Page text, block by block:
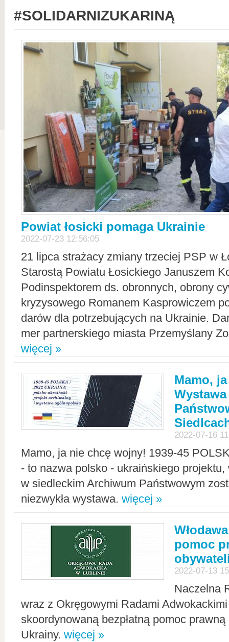
#SOLIDARNIZUKARINĄ
Powiat łosicki pomaga Ukrainie
2022-07-23 12:56:05
21 lipca strażacy zmiany trzeciej PSP w
Starostą Powiatu Łosickiego Januszem
Podinspektorem ds. obronnych, obrony
kryzysowego Romanem Kasprowiczem
darów dla potrzebujących na Ukrainie.
mer partnerskiego miasta Przemyślany
więcej »
Mamo,
2022-07-16
Mamo, ja nie chcę wojny! 1939-45
- to nazwa polsko - ukraińskiego
w siedleckim Archiwum Państwowym
niezwykła wystawa. więcej »
pomoc
2022-07-13
Naczelna
wraz z Okręgowymi Radami Adwokackimi
skoordynowaną bezpłatną pomoc
Ukrainy. więcej »